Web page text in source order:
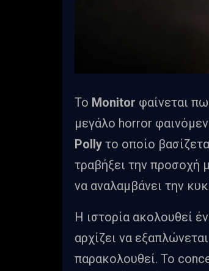
Το Monitor φαίνεται
μεγάλο horror
Polly το οποίο
τραβήξει την προσοχή
να αναλαμβάνει την
Η ιστορία ακολουθεί
αρχίζει να
παρακολουθεί. Το